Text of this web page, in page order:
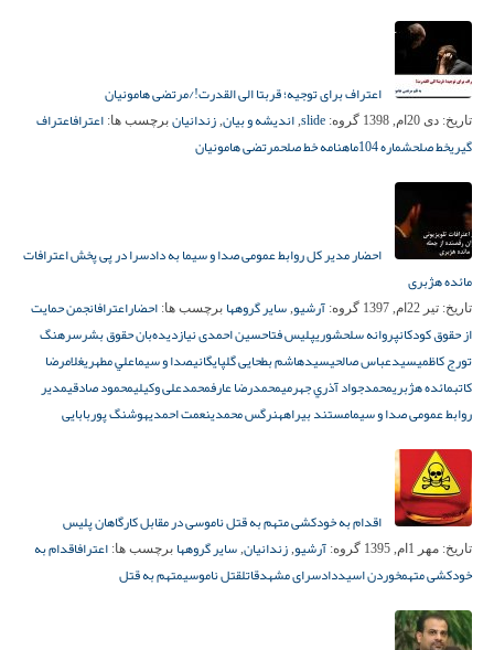
اعتراف برای توجیه؛ قربتا الی القدرت!/مرتضی هامونیان
تاریخ: دی 20ام, 1398 گروه: slide
, اندیشه و بیان, زندانیان برچسب ها: اعترافاعتراف
گیریخط صلحشماره 104 ماهنامه خط صلحمرتضی هامونیان
احضار مدیر کل روابط عمومی صدا و سیما به دادسرا در پی پخش اعترافات
مائده هژبری
تاریخ: تیر 22ام, 1397 گروه: آرشیو, سایر گروهها برچسب ها: احضاراعترافانجمن حمایت
از حقوق کودکانپروانه سلحشوریپلیس فتاحسین احمدی نیازدیده‌بان حقوق بشرسرهنگ
تورج کاظمیسيدعباس صالحيسیدهاشم بطحایی گلپایگانیصدا و سیماعلي مطهريغلامرضا
کاتبمائده هژبریمحمدجواد آذري جهرميمحمدرضا عارفمحمدعلی وکیلیمحمود صادقيمدیر
روابط عمومی صدا و سیمامستند بيراههنرگس محمدینعمت احمدیهوشنگ پوربابایی
اقدام به خودکشی متهم به قتل ناموسی در مقابل کارگاهان پلیس
تاریخ: مهر 1ام, 1395 گروه: آرشیو, زندانیان, سایر گروهها برچسب ها: اعترافاقدام به
خودکشی متهمخوردن اسیددادسرای مشهدقاتلقتل ناموسیمتهم به قتل